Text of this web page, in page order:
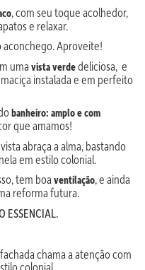
, com seu toque acolhedor,
e relaxar.
aconchego. Aproveite!
uma vista verdedeliciosa, e
instalada e em perfeito
banheiro: amplo e com
que amamos!
abraça a alma, bastando
em estilo colonial.
tem boaventilação, e ainda
reforma futura.
ESSENCIAL.
chama a atenção com
colonial.